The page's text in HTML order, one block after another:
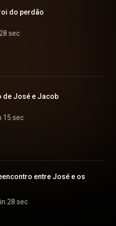
do perdão
sec
de José e Jacob
15 sec
entre José e os
28 sec